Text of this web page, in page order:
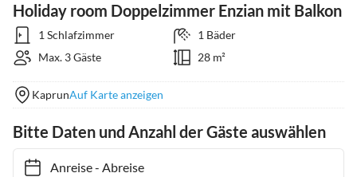
Holiday room Doppelzimmer Enzian mit Balkon
1 Schlafzimmer
1 Bäder
Max. 3 Gäste
28 m²
KaprunAuf Karte anzeigen
Bitte Daten und Anzahl der Gäste auswählen
Anreise- Abreise